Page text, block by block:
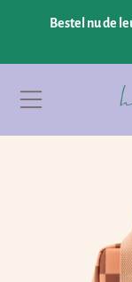
GA NAAR
Bestel nu de
GA NAAR